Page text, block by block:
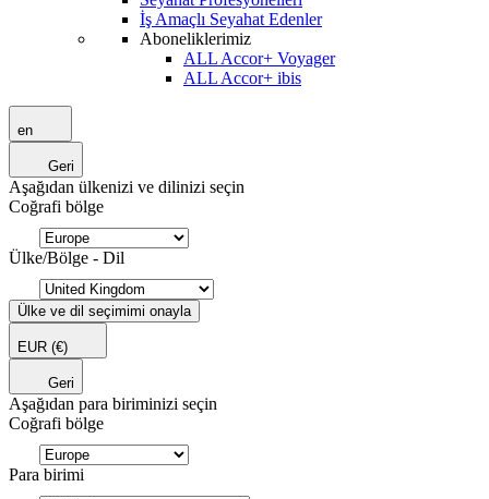
İş Amaçlı Seyahat Edenler
Aboneliklerimiz
ALL Accor+ Voyager
ALL Accor+ ibis
en
Geri
Aşağıdan ülkenizi ve dilinizi seçin
Coğrafi bölge
Ülke/Bölge - Dil
Ülke ve dil seçimimi onayla
EUR (€)
Geri
Aşağıdan para biriminizi seçin
Coğrafi bölge
Para birimi